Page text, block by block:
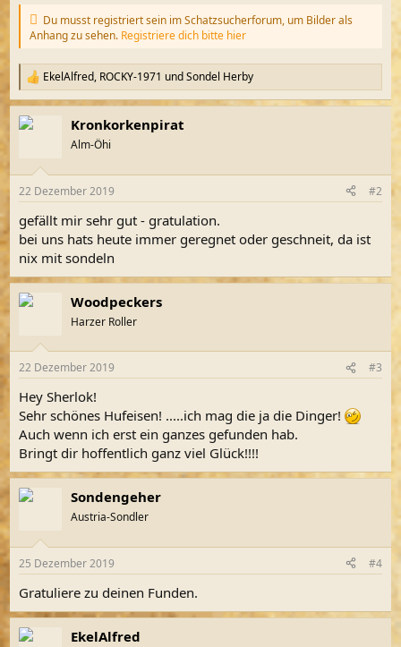
Du musst registriert sein im Schatzsucherforum, um Bilder als
Anhang zu sehen. Registriere dich bitte hier
R
e
a
k
e
:
EkelAlfred, ROCKY-1971 undSondel Herby
Kronkorkenpirat
Alm-Öhi
22 Dezember 2019 #2
gefällt mir sehr gut - gratulation.
bei uns hats heute immer geregnet oder geschneit, da ist
nix mit sondeln
Woodpeckers
Harzer Roller
22 Dezember 2019 #3
Hey Sherlok!
Sehr schönes Hufeisen! .....ich mag die ja die Dinger!
Auch wenn ich erst ein ganzes gefunden hab.
Bringt dir hoffentlich ganz viel Glück!!!!
Sondengeher
Austria-Sondler
25 Dezember 2019 #4
Gratuliere zu deinen Funden.
EkelAlfred